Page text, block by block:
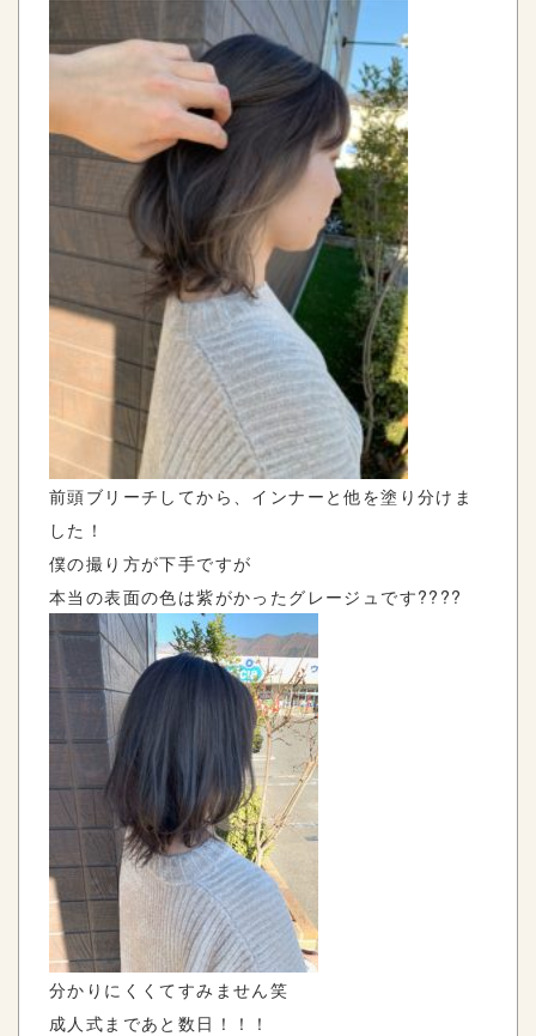
前頭ブリーチしてから、インナーと他を塗り分けま
した！
僕の撮り方が下手ですが
本当の表面の色は紫がかったグレージュです????
分かりにくくてすみません笑
成人式まであと数日！！！